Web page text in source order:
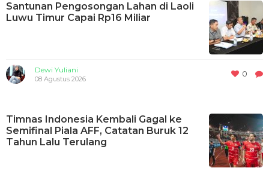
Santunan Pengosongan Lahan di Laoli
Luwu Timur Capai Rp16 Miliar
Dewi Yuliani
08 Agustus 2026
0
Timnas Indonesia Kembali Gagal ke
Semifinal Piala AFF, Catatan Buruk 12
Tahun Lalu Terulang